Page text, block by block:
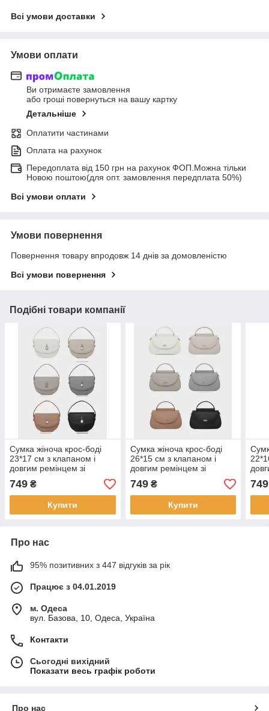
Всі умови доставки
Умови оплати
Ви отримаєте замовлення
або гроші повернуться на вашу картку
Детальніше
Оплатити частинами
Оплата на рахунок
Передоплата від 150 грн на рахунок ФОП.Можна тільки
Новою поштою(для опт. замовлення передплата 50%)
Всі умови оплати
Умови повернення
Повернення товару впродовж 14 днів за домовленістю
Всі умови повернення
Подібні товари компанії
Сумка жіноча крос-боді
23*17 см з клапаном і
довгим ремінцем зі
кольорах VTTV
749 ₴
Купити
Сумка жіноча крос-боді
26*15 см з клапаном і
довгим ремінцем зі
кольорах VTTV
749₴
Купити
749
Про нас
95% позитивних з 447 відгуків за рік
Працює з 04.01.2019
м. Одеса
вул. Базова, 10, Одеса, Україна
Контакти
Сьогодні вихідний
Показати весь графік роботи
Про нас